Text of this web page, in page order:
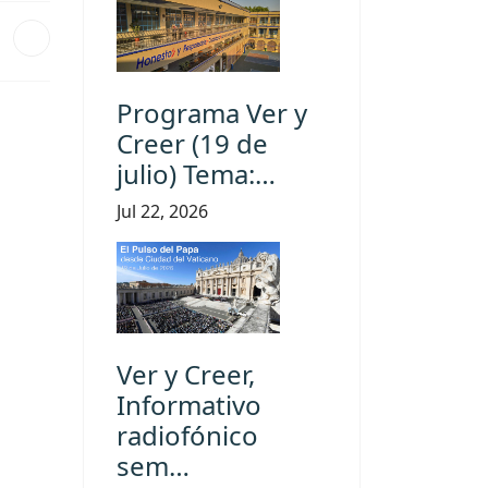
Programa Ver y
Creer (19 de
julio) Tema:…
Jul 22, 2026
Ver y Creer,
Informativo
radiofónico
sem…